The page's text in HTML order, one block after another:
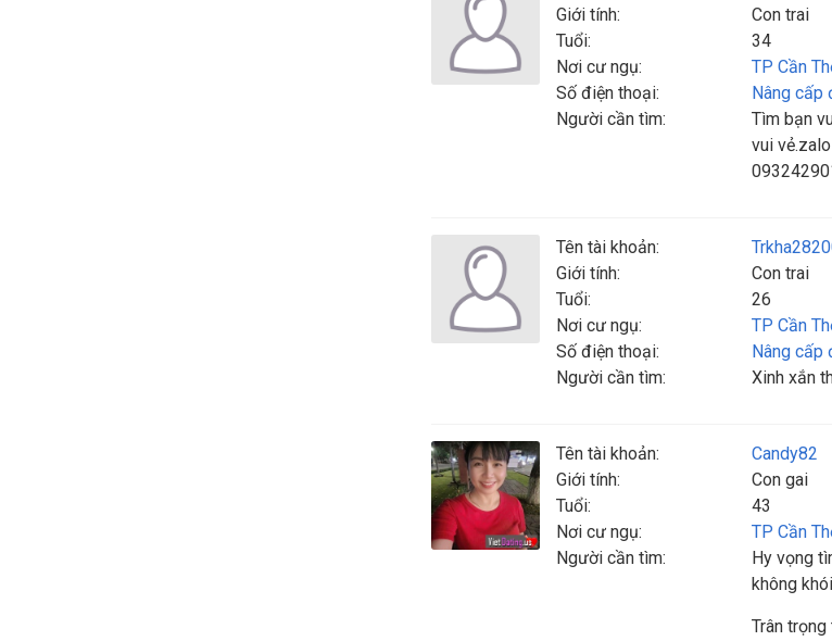
Giới tính:
Con trai
Tuổi:
34
Nơi cư ngụ:
TP Cần
Số điện thoại:
Nâng cấp
Người cần tìm:
Tìm bạn
vui
Tên tài khoản:
Giới tính:
Con trai
Tuổi:
26
Nơi cư ngụ:
TP Cần
Số điện thoại:
Nâng cấp
Người cần tìm:
Xinh xắn
Tên tài khoản:
Candy82
Giới tính:
Con gai
Tuổi:
43
Nơi cư ngụ:
TP Cần
Người cần tìm:
Hy vọng
không
Trân